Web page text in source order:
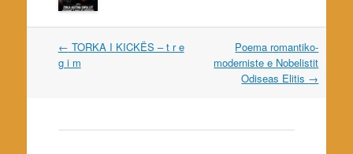
Post
navigation
← TORKA I KICKËS – t r e
g i m
Poema romantiko-
moderniste e Nobelistit
Odiseas Elitis →